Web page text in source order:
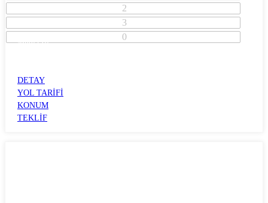
2
3
0
Muğla İli
DETAY
YOL TARİFİ
KONUM
TEKLİF